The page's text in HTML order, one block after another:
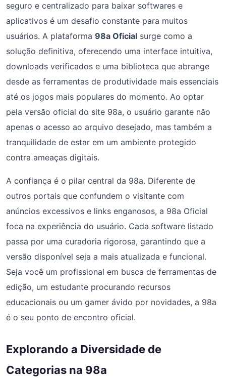
seguro e centralizado para baixar softwares e
aplicativos é um desafio constante para muitos
usuários. A plataforma 98a Oficial surge como a
solução definitiva, oferecendo uma interface intuitiva,
downloads verificados e uma biblioteca que abrange
desde as ferramentas de produtividade mais essenciais
até os jogos mais populares do momento. Ao optar
pela versão oficial do site 98a, o usuário garante não
apenas o acesso ao arquivo desejado, mas também a
tranquilidade de estar em um ambiente protegido
contra ameaças digitais.
A confiança é o pilar central da 98a. Diferente de
outros portais que confundem o visitante com
anúncios excessivos e links enganosos, a 98a Oficial
foca na experiência do usuário. Cada software listado
passa por uma curadoria rigorosa, garantindo que a
versão disponível seja a mais atualizada e funcional.
Seja você um profissional em busca de ferramentas de
edição, um estudante procurando recursos
educacionais ou um gamer ávido por novidades, a 98a
é o seu ponto de encontro oficial.
Explorando a Diversidade de
Categorias na 98a